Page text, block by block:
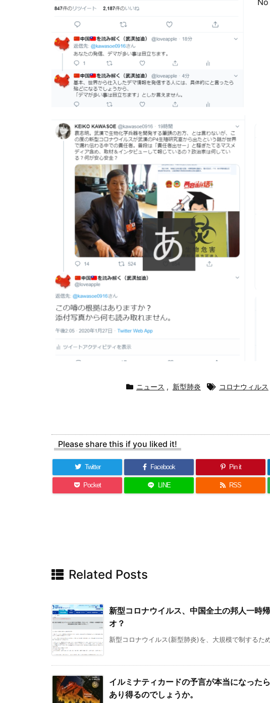
ニュース , 新型肺炎 コロナウィルス
Please share this if you liked it!
Twitter Facebook Pin it
Pocket LINE RSS
Related Posts
新型コロナウイルス、中国全土の邦人一時
オ？
新型コロナウイルス(新型肺炎)を、大規模で制するた
イルミナティカードの予言が本当になった
あり得るのでしょうか。